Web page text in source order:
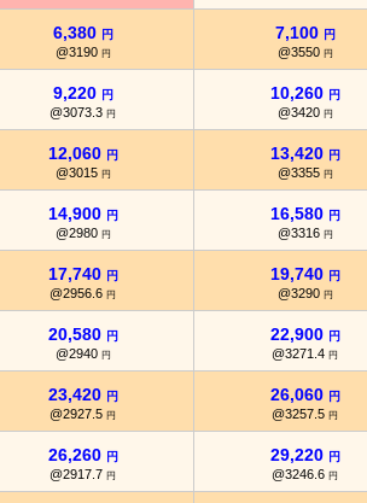
6,380 円
@3190 円
7,100 円
@3550 円
9,220 円
@3073.3円
10,260 円
@3420 円
12,060 円
@3015 円
13,420 円
@3355 円
14,900 円
@2980 円
16,580 円
@3316 円
17,740 円
@2956.6円
19,740 円
@3290 円
20,580 円
@2940 円
22,900 円
@3271.4円
23,420 円
@2927.5円
26,060 円
@3257.5円
26,260 円
@2917.7円
29,220 円
@3246.6円